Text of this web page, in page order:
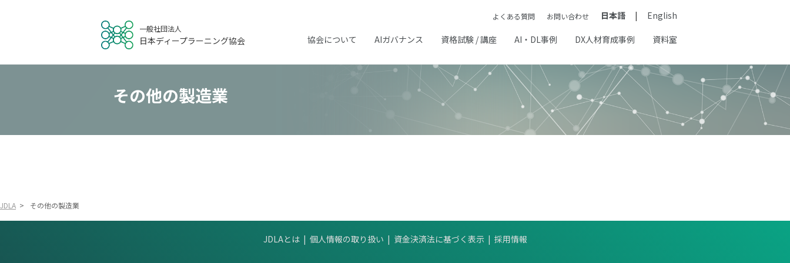
一般社団法人
日本ディープラーニング協会
よくある質問 お問い合わせ 日本語 English
協会について AIガバナンス 資格試験 / 講座 AI・DL事例 DX人材育成事例 資料室
その他の製造業
JDLA > その他の製造業
JDLAとは 個人情報の取り扱い 資金決済法に基づく表示 採用情報